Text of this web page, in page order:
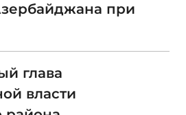
при
глава
власти